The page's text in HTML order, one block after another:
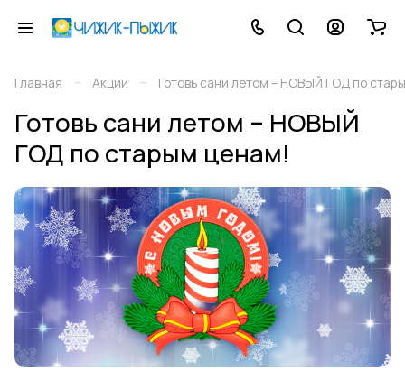
Главная – Акции – Готовь сани летом – НОВЫЙ ГОД по
Готовь сани летом – НОВЫЙ
ГОД по старым ценам!